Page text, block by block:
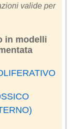
valide per
in modelli